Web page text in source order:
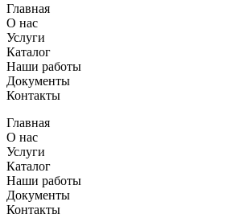
Главная
О нас
Услуги
Каталог
Наши работы
Документы
Контакты
Главная
О нас
Услуги
Каталог
Наши работы
Документы
Контакты